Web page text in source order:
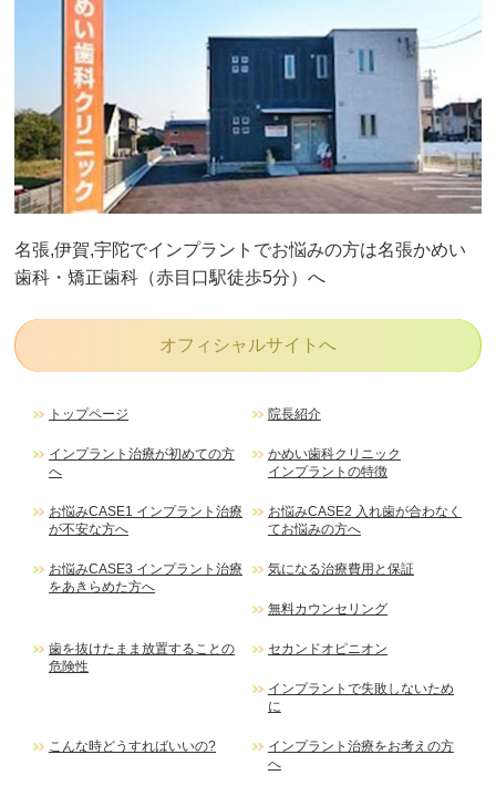
2024-09(0)
2024-08(0)
2024-07(0)
2024-06(0)
2024-05(0)
2024-04(0)
2024-01(0)
2023-10(0)
2023-09(0)
治療後のメインテナンス
当院のインプラントの特徴
CASE別でみる
インプラント治療
不安な方へ
Case1
入れ歯が合わなくて
Case2
インプラント治療を
あきらめた方へCase3
6つの安心とこだわり
名張,伊賀,宇陀でインプラントでお悩みの方は名張かめい
歯科・矯正歯科（赤目口駅徒歩5分）へ
オフィシャルサイトへ
トップページ 院長紹介
インプラント治療が初めての方
へ
かめい歯科クリニック
インプラントの特徴
お悩みCASE1 インプラント治療
が不安な方へ
お悩みCASE2 入れ歯が合わなく
てお悩みの方へ
お悩みCASE3 インプラント治療
をあきらめた方へ
気になる治療費用と保証
無料カウンセリング
歯を抜けたまま放置することの
危険性
セカンドオピニオン
インプラントで失敗しないため
に
こんな時どうすればいいの?
インプラント治療をお考えの方
へ